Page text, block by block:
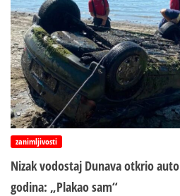
zanimljivosti
Nizak vodostaj Dunava otkrio
godina: „Plakao sam“